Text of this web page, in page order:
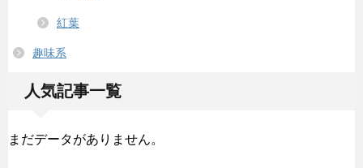
紅葉
趣味系
人気記事一覧
まだデータがありません。